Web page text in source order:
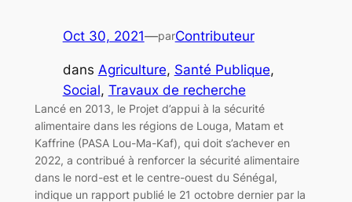
Oct 30, 2021—parContributeur
dans Agriculture, Santé Publique
Social, Travaux de recherche
Lancé en 2013, le Projet d’appui à la sécurité
alimentaire dans les régions de Louga, Matam et
Kaffrine (PASA Lou-Ma-Kaf), qui doit s’achever en
2022, a contribué à renforcer la sécurité alimentaire
dans le nord-est et le centre-ouest du Sénégal,
indique un rapport publié le 21 octobre dernier par la